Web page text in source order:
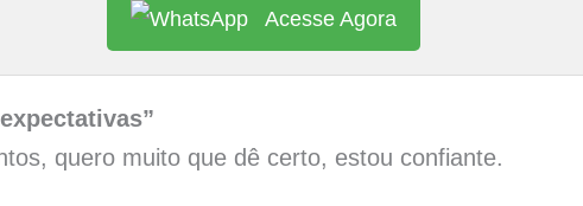
Acesse Agora
quero muito que dê certo, estou confiante.